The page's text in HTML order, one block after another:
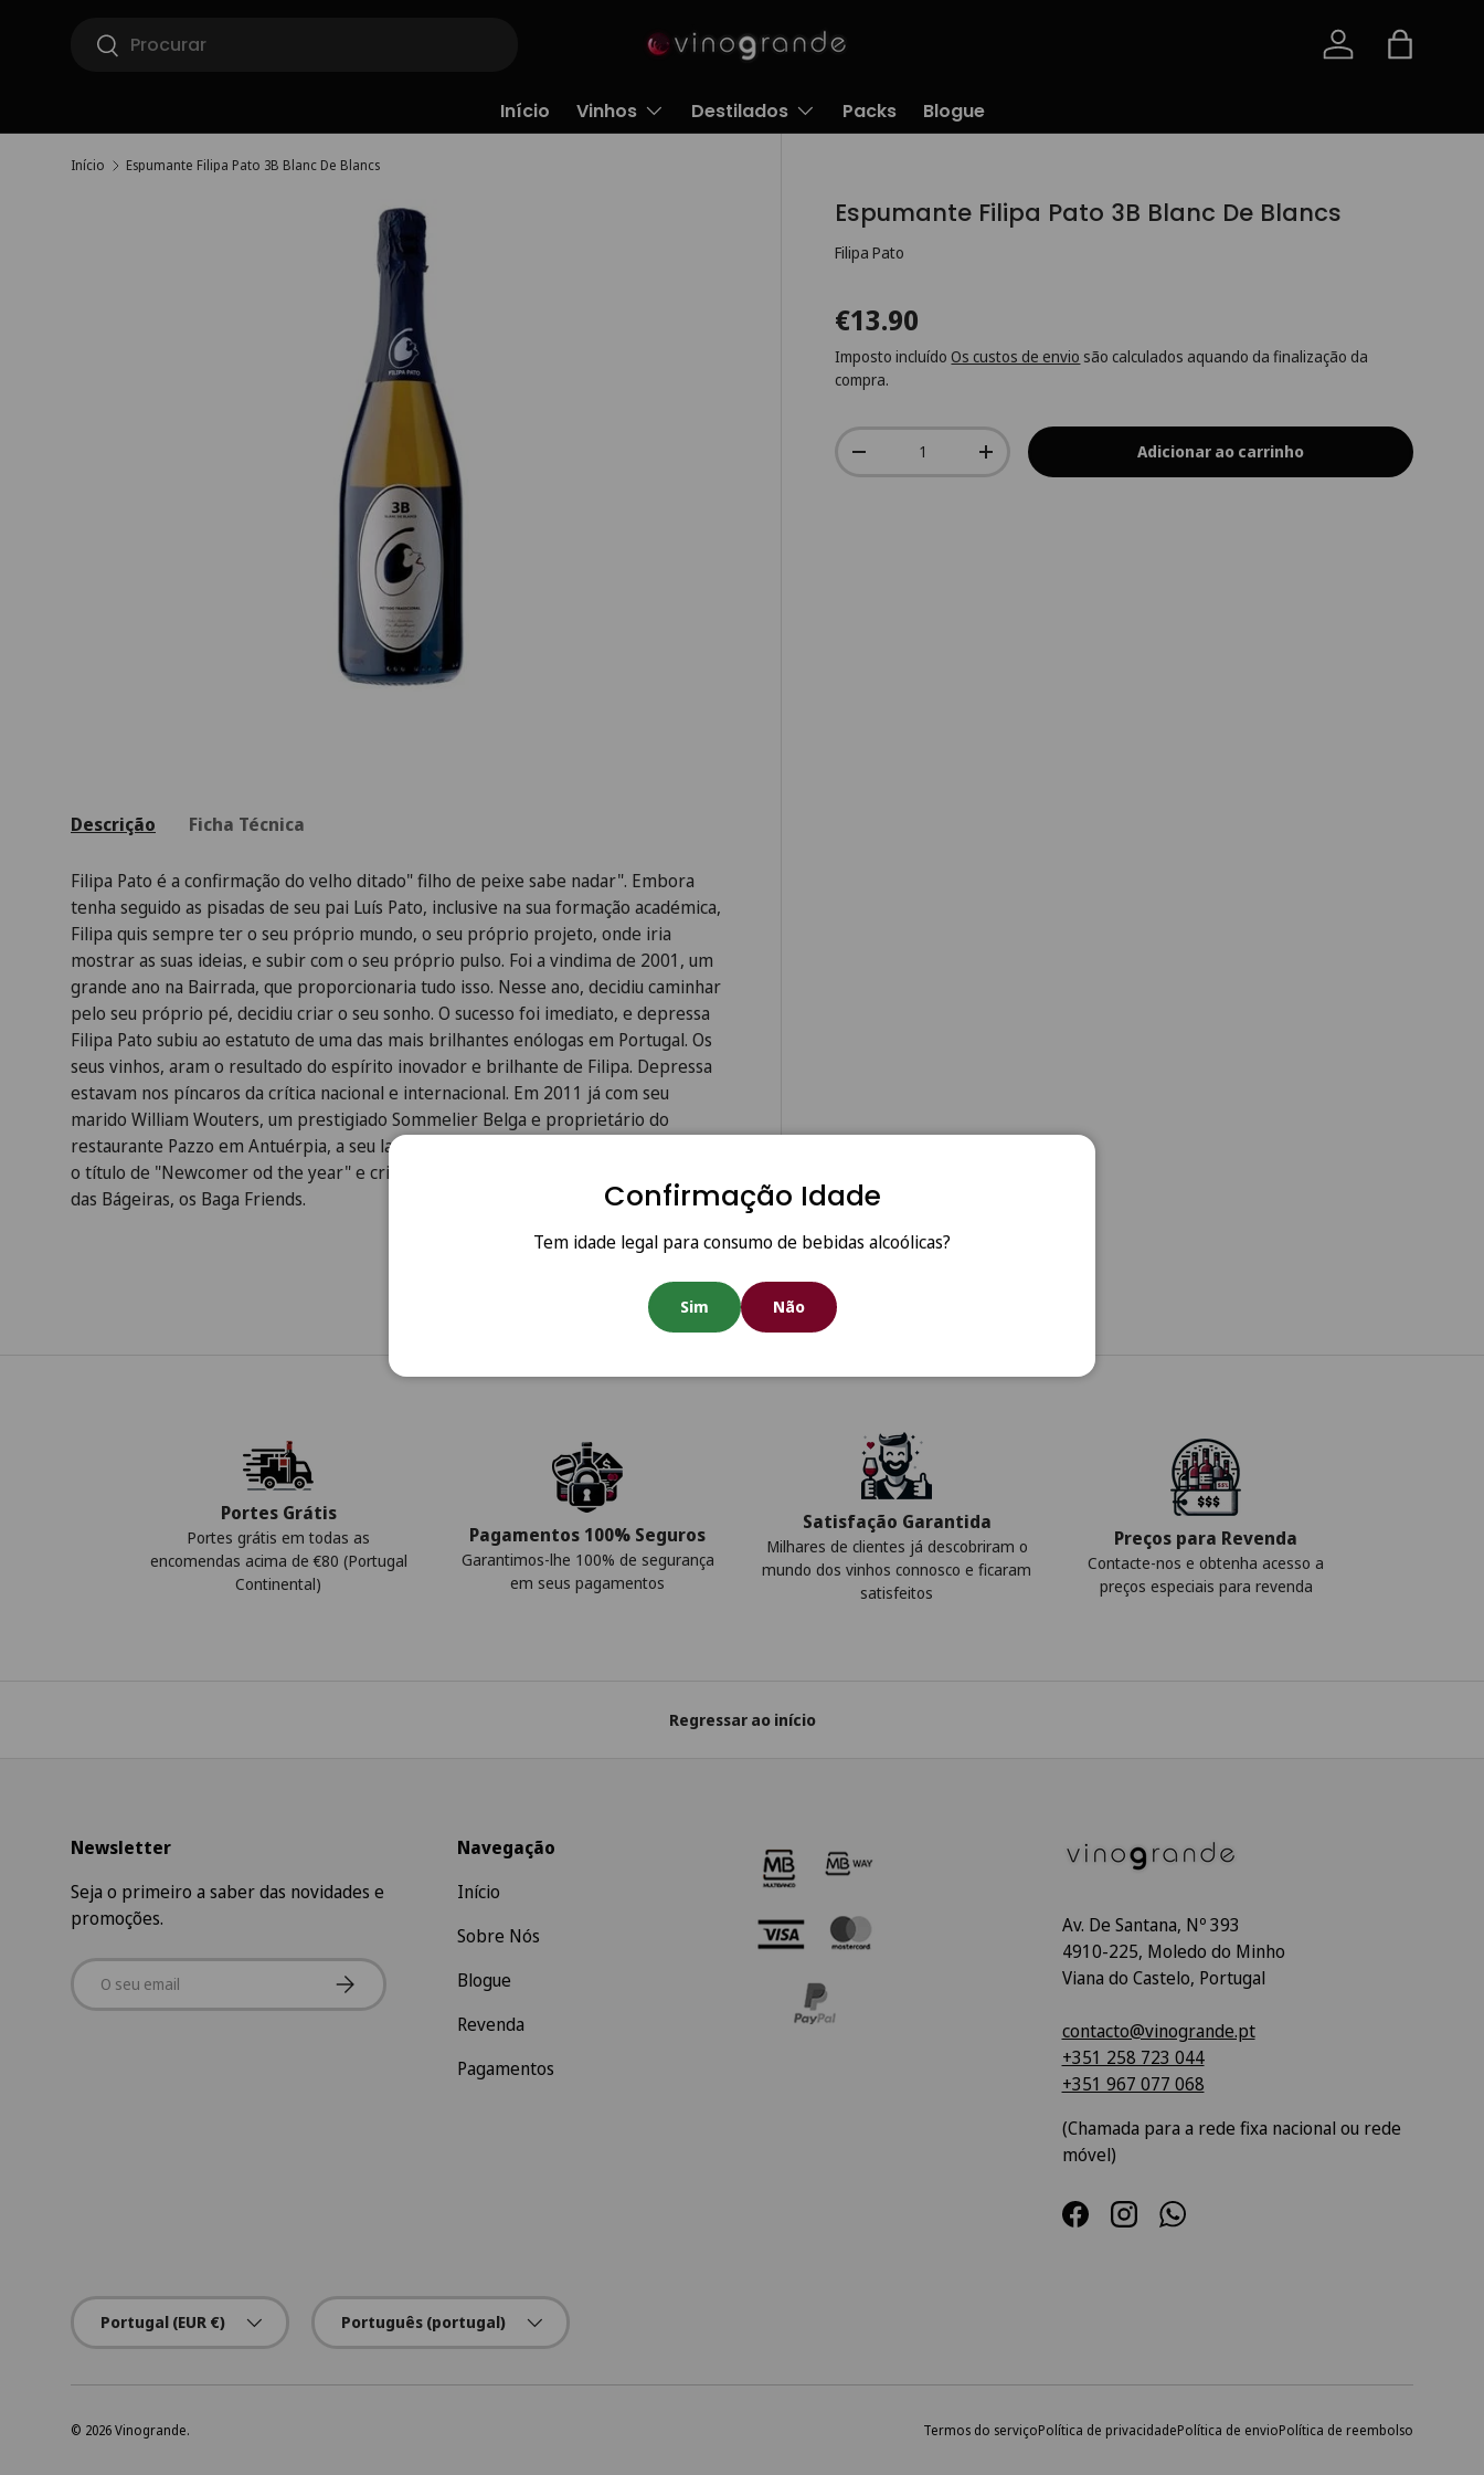
Ir para o conteúdo
Pesquisar
Pesquisar Iniciar sessão
Saco
Início Vinhos Destilados Packs Blogue
Início Espumante Filipa Pato 3B Blanc De Blancs
Espumante Filipa Pato 3B Blanc De Blancs
Filipa Pato
€13.90
Imposto incluído Os custos de envio são calculados aquando da finalização da
compra.
Qtd.
-
+ Adicionar ao carrinho
Descrição Ficha Técnica
Filipa Pato é a confirmação do velho ditado" filho de peixe sabe nadar". Embora
tenha seguido as pisadas de seu pai Luís Pato, inclusive na sua formação académica,
Filipa quis sempre ter o seu próprio mundo, o seu próprio projeto, onde iria
mostrar as suas ideias, e subir com o seu próprio pulso. Foi a vindima de 2001, um
grande ano na Bairrada, que proporcionaria tudo isso. Nesse ano, decidiu caminhar
pelo seu próprio pé, decidiu criar o seu sonho. O sucesso foi imediato, e depressa
Filipa Pato subiu ao estatuto de uma das mais brilhantes enólogas em Portugal. Os
seus vinhos, aram o resultado do espírito inovador e brilhante de Filipa. Depressa
estavam nos píncaros da crítica nacional e internacional. Em 2011 já com seu
marido William Wouters, um prestigiado Sommelier Belga e proprietário do
restaurante Pazzo em Antuérpia, a seu lado Filipa recebe da revista Feinschmecker,
o título de "Newcomer od the year" e cria, com Mário Sérgio Alves Nuno, da Quinta
das Bágeiras, os Baga Friends.
Confirmação Idade
Tem idade legal para consumo de bebidas alcoólicas?
Sim Não
Portes Grátis
Portes grátis em todas as
encomendas acima de €80 (Portugal
Continental)
Pagamentos 100% Seguros
Garantimos-lhe 100% de segurança
em seus pagamentos
Satisfação Garantida
Milhares de clientes já descobriram o
mundo dos vinhos connosco e ficaram
satisfeitos
Preços para Revenda
Contacte-nos e obtenha acesso a
preços especiais para revenda
Regressar ao início
Newsletter
Seja o primeiro a saber das novidades e
promoções.
Email Subscrever
Navegação
Início
Sobre Nós
Blogue
Revenda
Pagamentos
Av. De Santana, Nº 393
4910-225, Moledo do Minho
Viana do Castelo, Portugal
contacto@vinogrande.pt
+351 258 723 044
+351 967 077 068
(Chamada para a rede fixa nacional ou rede
móvel)
FacebookInstagramWhatsApp
País/Região
Portugal (EUR €)
Idioma
Português (portugal)
© 2026Vinogrande. Termos do serviçoPolítica de privacidadePolítica de envioPolítica de reembolso